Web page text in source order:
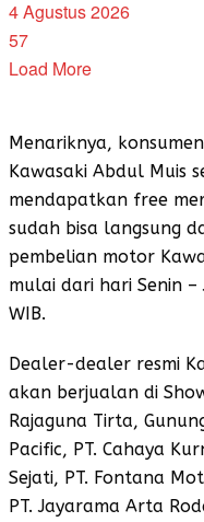
4 Agustus 2026
57
Load More
Menariknya,
Kawasaki Abdul Muis
mendapatkan free
sudah bisa langsung
pembelian motor
mulai dari hari Senin
WIB.
Dealer-dealer resmi
akan berjualan di
Rajaguna Tirta,
Pacific, PT. Cahaya
Sejati, PT. Fontana
PT. Jayarama Arta